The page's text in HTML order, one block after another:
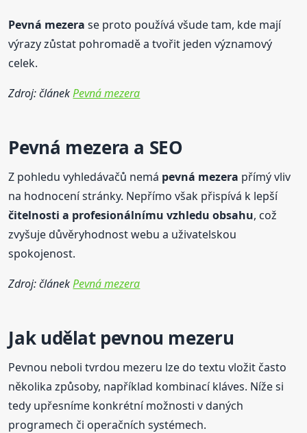
Pevná mezera se proto používá všude tam, kde mají
výrazy zůstat pohromadě a tvořit jeden významový
celek.
Zdroj: článekPevná mezera
Pevná mezera a SEO
Z pohledu vyhledávačů nemá pevná mezera přímý vliv
na hodnocení stránky. Nepřímo však přispívá k lepší
čitelnosti a profesionálnímu vzhledu obsahu, což
zvyšuje důvěryhodnost webu a uživatelskou
spokojenost.
Zdroj: článekPevná mezera
Jak udělat pevnou mezeru
Pevnou neboli tvrdou mezeru lze do textu vložit často
několika způsoby, například kombinací kláves. Níže si
tedy upřesníme konkrétní možnosti v daných
programech či operačních systémech.